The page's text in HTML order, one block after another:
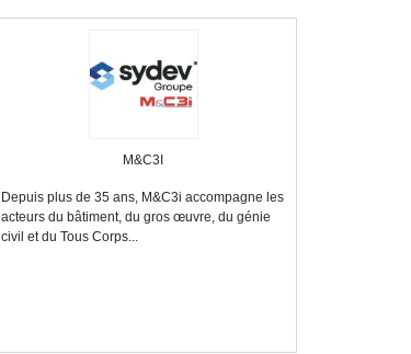
M&C3I
Depuis plus de 35 ans, M&C3i accompagne les
acteurs du bâtiment, du gros œuvre, du génie
civil et du Tous Corps...